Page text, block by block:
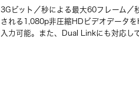
3Gビット／秒による最大60フレーム／
される1,080p非圧縮HDビデオデータ
入力可能。また、Dual Linkにも対応し